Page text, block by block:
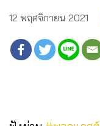
12 พฤศจิกายน 2021